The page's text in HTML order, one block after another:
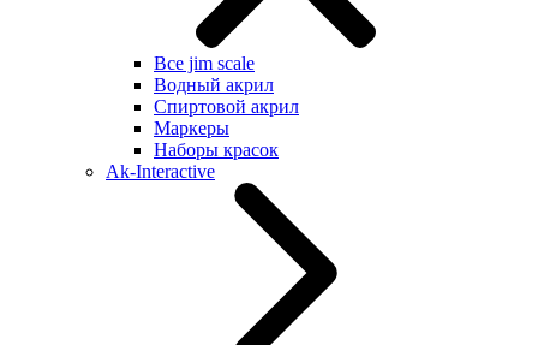
Все jim scale
Водный акрил
Спиртовой акрил
Маркеры
Наборы красок
Ak-Interactive